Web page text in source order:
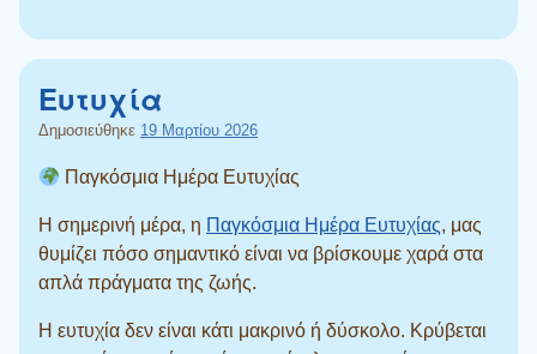
Ευτυχία
Δημοσιεύθηκε 19 Μαρτίου 2026
Παγκόσμια Ημέρα Ευτυχίας
Η σημερινή μέρα, η Παγκόσμια Ημέρα Ευτυχίας, μας
θυμίζει πόσο σημαντικό είναι να βρίσκουμε χαρά στα
απλά πράγματα της ζωής.
Η ευτυχία δεν είναι κάτι μακρινό ή δύσκολο. Κρύβεται